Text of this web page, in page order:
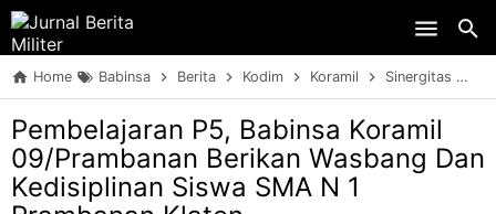
Home Babinsa Berita Kodim Koramil Sinergitas
Pembelajaran P5, Babinsa Koramil
09/Prambanan Berikan Wasbang Dan
Kedisiplinan Siswa SMA N 1